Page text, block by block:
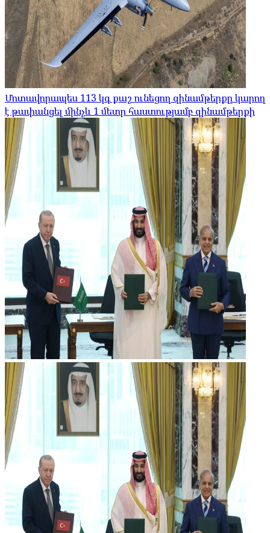
Մոտավորապես 113 կգ քաշ ունեցող զինամթերքը կարող
է թափանցել մինչև 1 մետր հաստությամբ զինամթերքի